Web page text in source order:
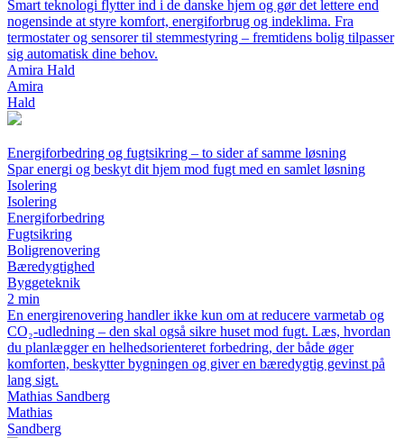
Smart teknologi flytter ind i de danske hjem og gør det lettere end
nogensinde at styre komfort, energiforbrug og indeklima. Fra
termostater og sensorer til stemmestyring – fremtidens bolig tilpasser
sig automatisk dine behov.
Amira Hald
Amira
Hald
Energiforbedring og fugtsikring – to sider af samme løsning
Spar energi og beskyt dit hjem mod fugt med en samlet løsning
Isolering
Isolering
Energiforbedring
Fugtsikring
Boligrenovering
Bæredygtighed
Byggeteknik
2 min
En energirenovering handler ikke kun om at reducere varmetab og
CO₂-udledning – den skal også sikre huset mod fugt. Læs, hvordan
du planlægger en helhedsorienteret forbedring, der både øger
komforten, beskytter bygningen og giver en bæredygtig gevinst på
lang sigt.
Mathias Sandberg
Mathias
Sandberg